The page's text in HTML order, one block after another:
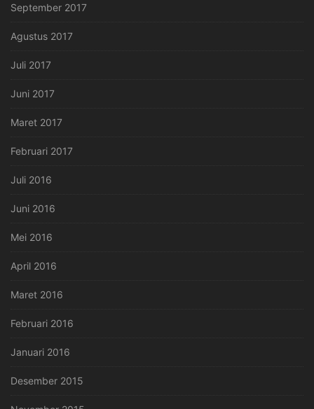
September 2017
Agustus 2017
Juli 2017
Juni 2017
Maret 2017
Februari 2017
Juli 2016
Juni 2016
Mei 2016
April 2016
Maret 2016
Februari 2016
Januari 2016
Desember 2015